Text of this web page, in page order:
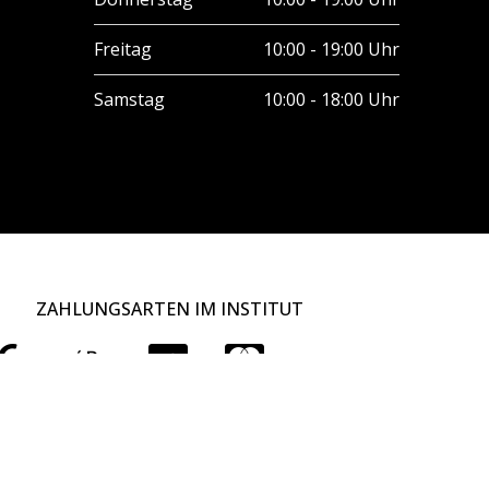
Freitag 10:00 - 19:00 Uhr
Samstag 10:00 - 18:00 Uhr
ZAHLUNGSARTEN IM INSTITUT